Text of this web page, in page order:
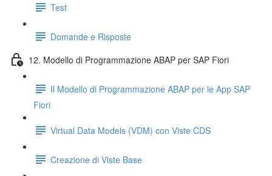
Test
Domande e Risposte
12. Modello di Programmazione ABAP per SAP Fiori
Il Modello di Programmazione ABAP per le App SAP
Fiori
Virtual Data Models (VDM) con Viste CDS
Creazione di Viste Base